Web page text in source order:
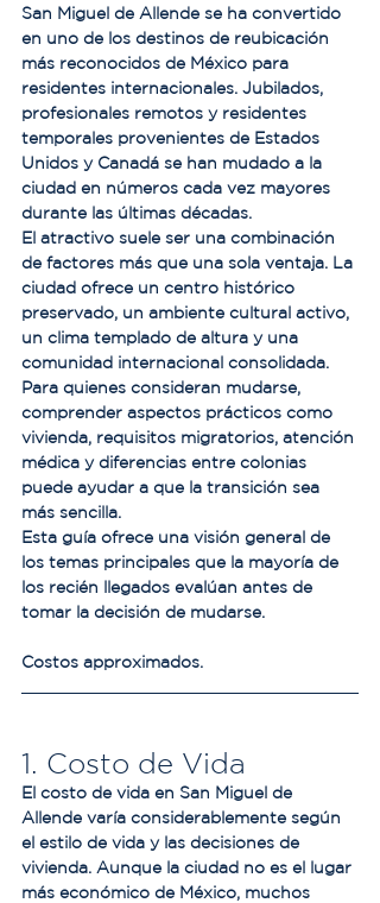
San Miguel de Allende se ha convertido
en uno de los destinos de reubicación
más reconocidos de México para
residentes internacionales. Jubilados,
profesionales remotos y residentes
temporales provenientes de Estados
Unidos y Canadá se han mudado a la
ciudad en números cada vez mayores
durante las últimas décadas.
El atractivo suele ser una combinación
de factores más que una sola ventaja. La
ciudad ofrece un centro histórico
preservado, un ambiente cultural activo,
un clima templado de altura y una
comunidad internacional consolidada.
Para quienes consideran mudarse,
comprender aspectos prácticos como
vivienda, requisitos migratorios, atención
médica y diferencias entre colonias
puede ayudar a que la transición sea
más sencilla.
Esta guía ofrece una visión general de
los temas principales que la mayoría de
los recién llegados evalúan antes de
tomar la decisión de mudarse.
Costos approximados.
1. Costo de Vida
El costo de vida en San Miguel de
Allende varía considerablemente según
el estilo de vida y las decisiones de
vivienda. Aunque la ciudad no es el lugar
más económico de México, muchos